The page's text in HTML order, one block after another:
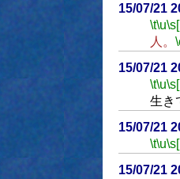
15/07/21
\t\u
人。
15/07/21
\t\u
生き
15/07/21
\t\u
15/07/21